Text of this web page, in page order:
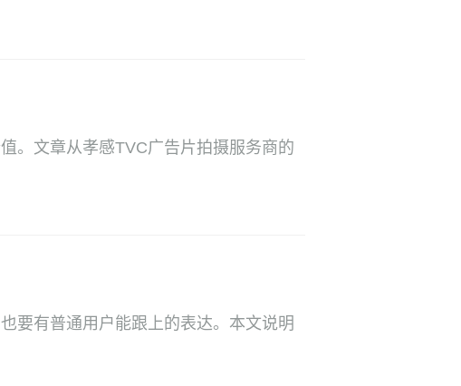
。文章从孝感TVC广告片拍摄服务商的
要有普通用户能跟上的表达。本文说明